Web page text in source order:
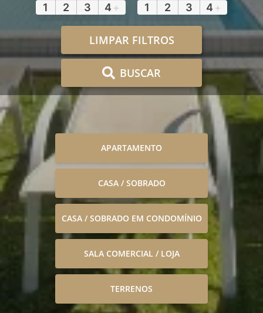
1 2 3 4 + 1 2 3 4 +
LIMPAR FILTROS
BUSCAR
APARTAMENTO
CASA / SOBRADO
CASA / SOBRADO EM CONDOMÍNIO
SALA COMERCIAL / LOJA
TERRENOS